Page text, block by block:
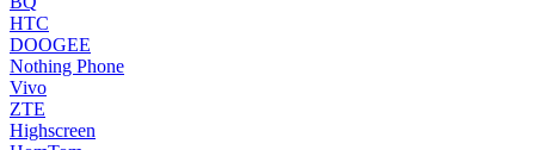
HTC
DOOGEE
Nothing Phone
Vivo
ZTE
Highscreen